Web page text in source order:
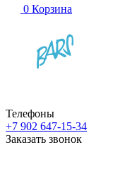
0 Корзина
Телефоны
+7 902 647-15-34
Заказать звонок